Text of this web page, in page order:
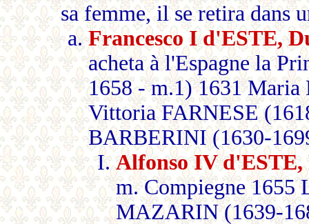
sa femme, il se retira dans
Francesco I d'ESTE,
acheta à l'Espagne la
1658 - m.1) 1631
Vittoria FARNESE
BARBERINI (1630-
Alfonso IV
m. Compiegne
MAZARIN (1639-